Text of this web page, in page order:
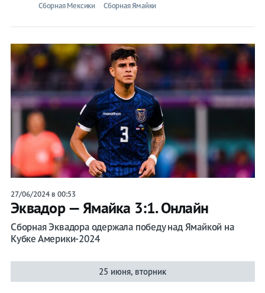
Сборная Мексики
Сборная Ямайки
27/06/2024 в 00:53
Эквадор — Ямайка 3:1. Онлайн
Сборная Эквадора одержала победу над Ямайкой на
Кубке Америки-2024
25 июня, вторник